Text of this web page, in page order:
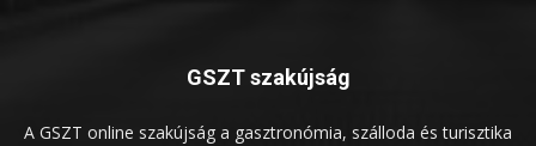
GSZT szakújság
A GSZT online szakújság a gasztronómia, szálloda és turisztika